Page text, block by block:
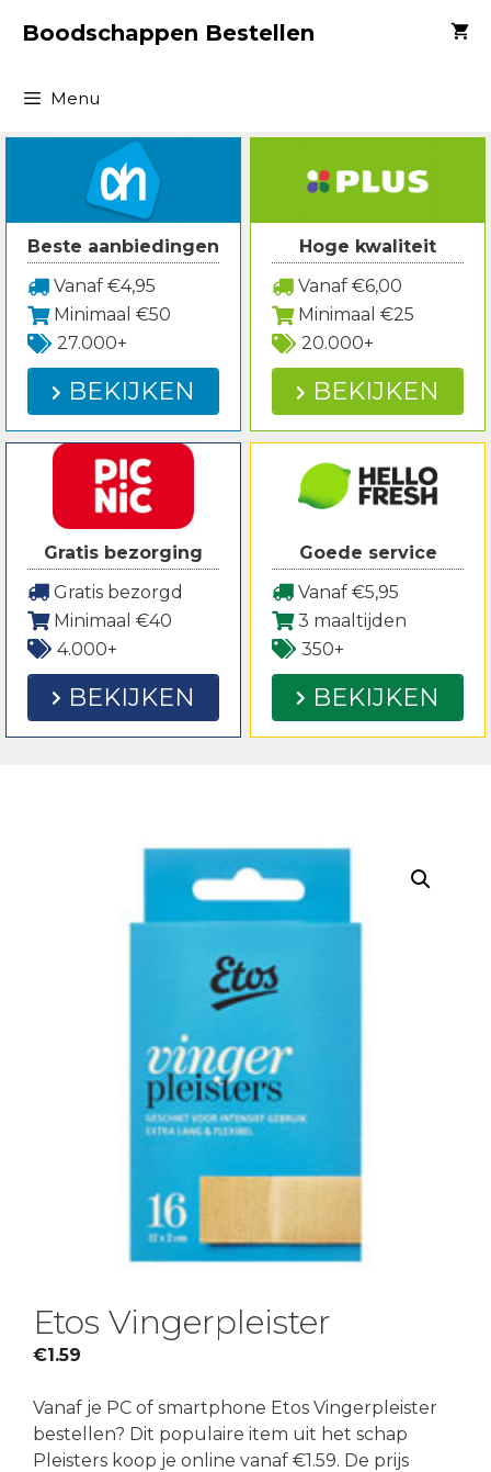
naarBoodschappen Bestellen
Menu
Beste aanbiedingen
Vanaf €4,95
Minimaal €50
27.000+
BEKIJKEN
Hoge kwaliteit
Vanaf €6,00
Minimaal €25
20.000+
BEKIJKEN
Gratis bezorging
Gratis bezorgd
Minimaal €40
4.000+
BEKIJKEN
Goede service
Vanaf €5,95
3 maaltijden
350+
BEKIJKEN
Etos Vingerpleister
€1.59
Vanaf je PC of smartphone Etos Vingerpleister
bestellen? Dit populaire item uit het schap
Pleisters koop je online vanaf €1.59. De prijs